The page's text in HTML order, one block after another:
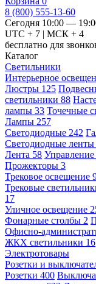
8 (800) 555-13-60
Сегодня 10:00 —
UTC + 7 | МСК + 4
бесплатно для
Каталог
Светильники
Интерьерное
Люстры 125
светильники 88
лампы 33 Точечные
Лампы 257
Светодиодные 242
Светодиодные ленты
Лента 58 Управление
Прожекторы 3
Трековое освещение
Трековые
17
Уличное освещение
Фонарные столбы 2
Офисно-
ЖКХ светильники 16
Электротовары
Розетки и
Розетки 400